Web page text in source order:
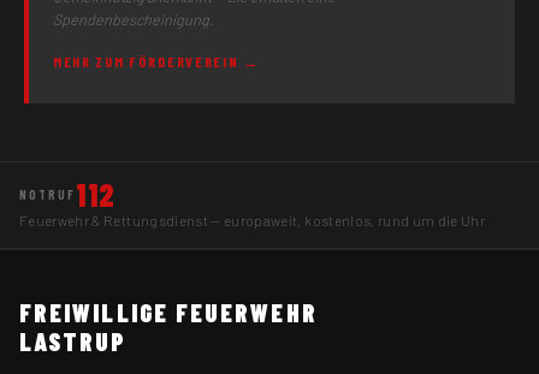
Spendenbescheinigung.
MEHR ZUM FÖRDERVEREIN →
NOTRUF 112
Feuerwehr & Rettungsdienst — europaweit, kostenlos, rund um die Uhr
FREIWILLIGE FEUERWEHR
LASTRUP